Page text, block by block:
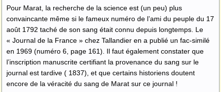
Pour Marat, la recherche de la science est (un peu) plus
convaincante même si le fameux numéro de l’ami du peuple du 17
août 1792 taché de son sang était connu depuis longtemps. Le
« Journal de la France » chez Tallandier en a publié un fac-similé
en 1969 (numéro 6, page 161). Il faut également constater que
l’inscription manuscrite certifiant la provenance du sang sur le
journal est tardive ( 1837), et que certains historiens doutent
encore de la véracité du sang de Marat sur ce journal !